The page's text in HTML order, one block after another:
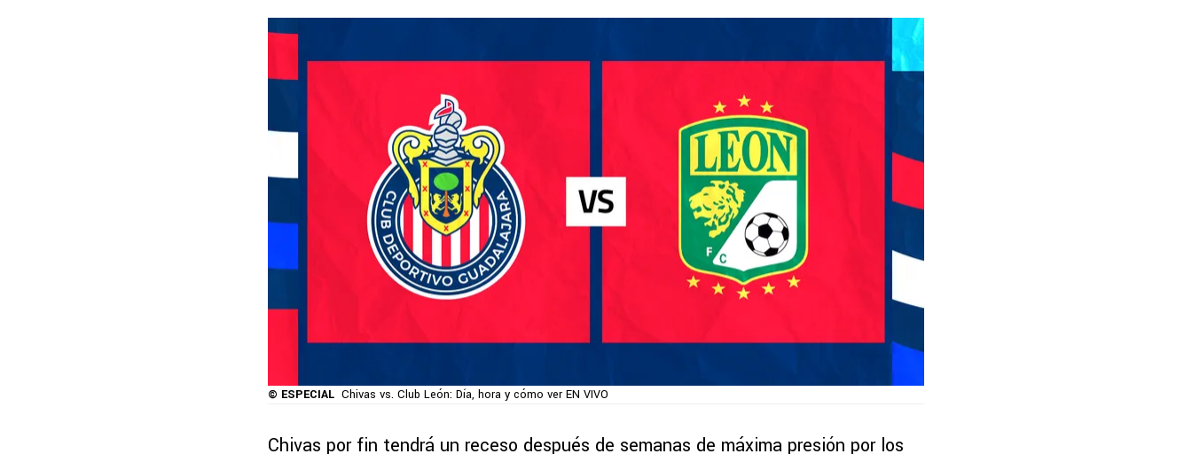
© ESPECIAL Chivas vs. Club León: Día, hora y cómo ver EN VIVO
Chivas por fin tendrá un receso después de semanas de máxima presión por los